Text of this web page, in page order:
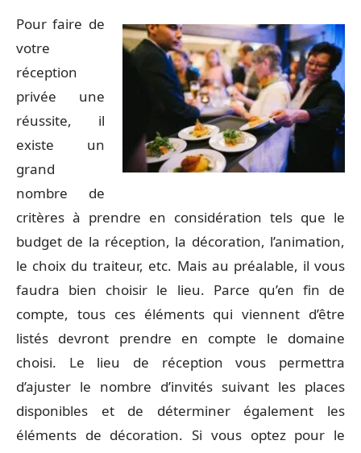
Pour faire de
votre
réception
privée une
réussite, il
existe un
grand
nombre de
critères à prendre en considération tels que le
budget de la réception, la décoration, l’animation,
le choix du traiteur, etc. Mais au préalable, il vous
faudra bien choisir le lieu. Parce qu’en fin de
compte, tous ces éléments qui viennent d’être
listés devront prendre en compte le domaine
choisi. Le lieu de réception vous permettra
d’ajuster le nombre d’invités suivant les places
disponibles et de déterminer également les
éléments de décoration. Si vous optez pour le